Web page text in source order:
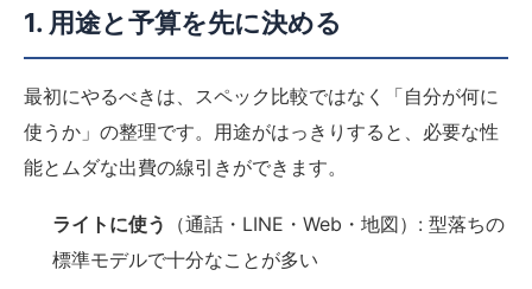
1. 用途と予算を先に決める
最初にやるべきは、スペック比較ではなく「自分が何に
使うか」の整理です。用途がはっきりすると、必要な性
能とムダな出費の線引きができます。
ライトに使う
（通話・LINE・Web・地図）: 型落ちの
標準モデルで十分なことが多い